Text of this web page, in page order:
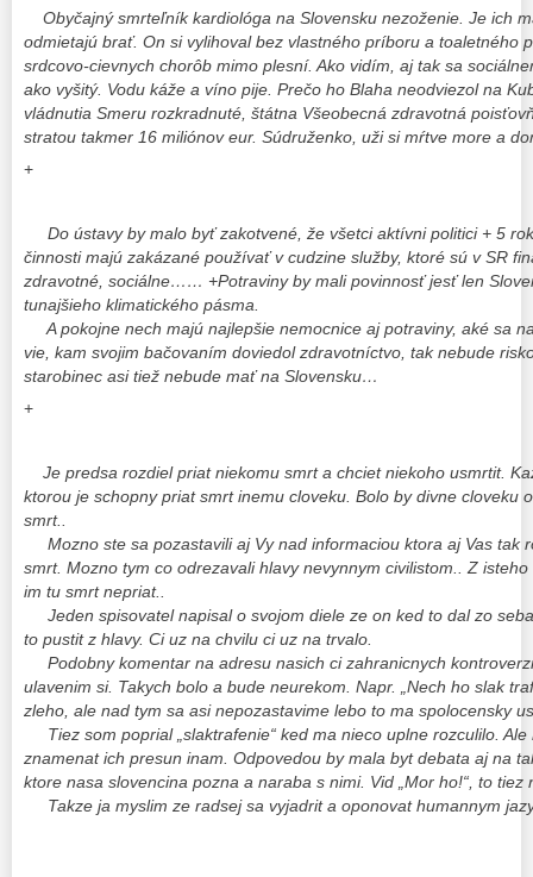
Obyčajný smrteľník kardiológa na Slovensku nezoženie. Je ich
odmietajú brať. On si vylihoval bez vlastného príboru a toaletného
srdcovo-cievnych chorôb mimo plesní. Ako vidím, aj tak sa
ako vyšitý. Vodu káže a víno pije. Prečo ho Blaha neodviezol na
vládnutia Smeru rozkradnuté, štátna Všeobecná zdravotná
stratou takmer 16 miliónov eur. Súdruženko, uži si mŕtve more a
+
Do ústavy by malo byť zakotvené, že všetci aktívni politici + 5
činnosti majú zakázané používať v cudzine služby, ktoré sú v SR
zdravotné, sociálne…… +Potraviny by mali povinnosť jesť len
tunajšieho klimatického pásma.
A pokojne nech majú najlepšie nemocnice aj potraviny, aké sa
vie, kam svojim bačovaním doviedol zdravotníctvo, tak nebude
starobinec asi tiež nebude mať na Slovensku…
+
Je predsa rozdiel priat niekomu smrt a chciet niekoho usmrtit.
ktorou je schopny priat smrt inemu cloveku. Bolo by divne cloveku
smrt..
Mozno ste sa pozastavili aj Vy nad informaciou ktora aj Vas tak
smrt. Mozno tym co odrezavali hlavy nevynnym civilistom.. Z
im tu smrt nepriat..
Jeden spisovatel napisal o svojom diele ze on ked to dal zo
to pustit z hlavy. Ci uz na chvilu ci uz na trvalo.
Podobny komentar na adresu nasich ci zahranicnych
ulavenim si. Takych bolo a bude neurekom. Napr. „Nech ho slak
zleho, ale nad tym sa asi nepozastavime lebo to ma spolocensky
Tiez som poprial „slaktrafenie“ ked ma nieco uplne rozculilo.
znamenat ich presun inam. Odpovedou by mala byt debata aj na
ktore nasa slovencina pozna a naraba s nimi. Vid „Mor ho!“, to tiez
Takze ja myslim ze radsej sa vyjadrit a oponovat humannym